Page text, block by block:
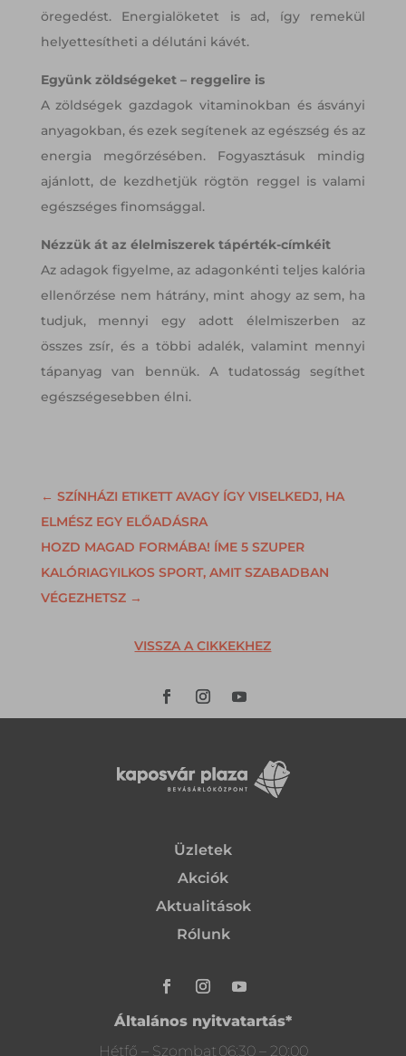
öregedést. Energialöketet is ad, így remekül
helyettesítheti a délutáni kávét.
Együnk zöldségeket – reggelire is
A zöldségek gazdagok vitaminokban és ásványi
anyagokban, és ezek segítenek az egészség és az
energia megőrzésében. Fogyasztásuk mindig
ajánlott, de kezdhetjük rögtön reggel is valami
egészséges finomsággal.
Nézzük át az élelmiszerek tápérték-címkéit
Az adagok figyelme, az adagonkénti teljes kalória
ellenőrzése nem hátrány, mint ahogy az sem, ha
tudjuk, mennyi egy adott élelmiszerben az
összes zsír, és a többi adalék, valamint mennyi
tápanyag van bennük. A tudatosság segíthet
egészségesebben élni.
← SZÍNHÁZI ETIKETT AVAGY ÍGY VISELKEDJ, HA
ELMÉSZ EGY ELŐADÁSRA
HOZD MAGAD FORMÁBA! ÍME 5 SZUPER
KALÓRIAGYILKOS SPORT, AMIT SZABADBAN
VÉGEZHETSZ→
VISSZA A CIKKEKHEZ
Üzletek
Akciók
Aktualitások
Rólunk
Általános nyitvatartás*
Hétfő – Szombat 06:30 – 20:00